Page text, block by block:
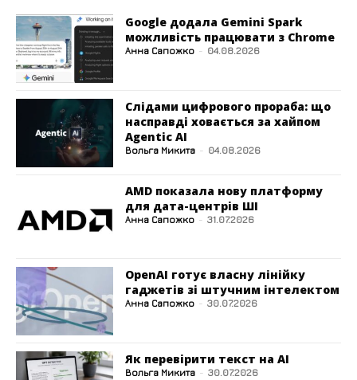
Google додала Gemini Spark
можливість працювати з Chrome
Анна Сапожко - 04.08.2026
Слідами цифрового прораба: що
насправді ховається за хайпом
Agentic AI
Вольга Микита - 04.08.2026
AMD показала нову платформу
для дата-центрів ШІ
Анна Сапожко - 31.07.2026
OpenAI готує власну лінійку
гаджетів зі штучним інтелектом
Анна Сапожко - 30.07.2026
Як перевірити текст на AI
Вольга Микита - 30.07.2026